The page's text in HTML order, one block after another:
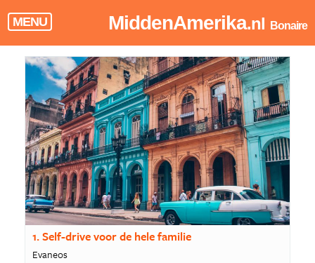
MENU MiddenAmerika.nl Bonaire
1. Self-drive voor de hele familie
Evaneos